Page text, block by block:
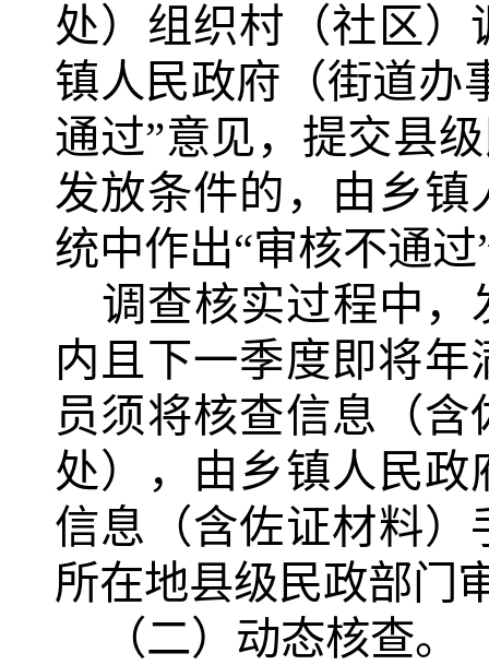
处）组织村（社区
镇人民政府（街道办
通过”意见，提交县
发放条件的，由乡
统中作出“审核不通
调查核实过程中
内且下一季度即将年
员须将核查信息（
处），由乡镇人民
信息（含佐证材料
所在地县级民政部门
（二）动态核查。